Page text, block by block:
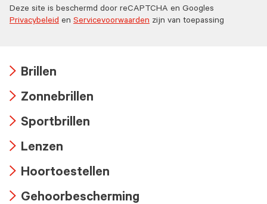
Deze site is beschermd door reCAPTCHA en Googles
Privacybeleid en Servicevoorwaarden zijn van toepassing
icon
Brillen
icon
Zonnebrillen
icon
Sportbrillen
icon
Lenzen
icon
Hoortoestellen
Gehoorbescherming